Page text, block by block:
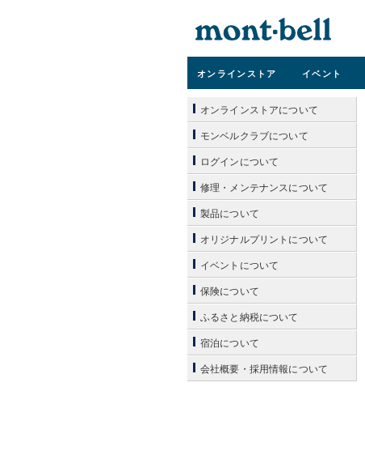
オンラインストア イベント
オンラインストアについて
モンベルクラブについて
ログインについて
修理・メンテナンスについて
製品について
オリジナルプリントについて
イベントについて
保険について
ふるさと納税について
宿泊について
会社概要・採用情報について